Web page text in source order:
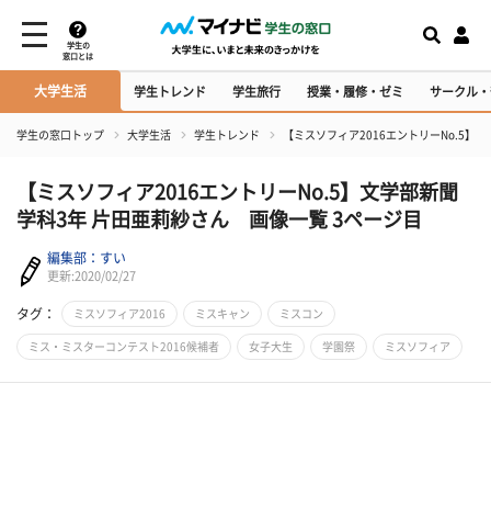
学生の
窓口とは
大学生活 学生トレンド 学生旅行 授業・履修・ゼミ サークル
学生の窓口トップ 大学生活 学生トレンド 【ミスソフィア2016エントリーNo.5】
【ミスソフィア2016エントリーNo.5】文学部新聞
学科3年 片田亜莉紗さん 画像一覧 3ページ目
編集部：すい
更新:2020/02/27
タグ： ミスソフィア2016 ミスキャン ミスコン
ミス・ミスターコンテスト2016候補者 女子大生 学園祭 ミスソフィア